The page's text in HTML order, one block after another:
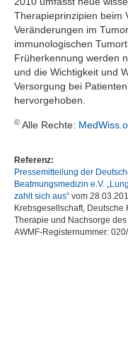
Therapieprinzipien beim
Veränderungen im
immunologischen
Früherkennung werden
und die Wichtigkeit und
Versorgung bei
hervorgehoben.
© Alle Rechte:
Referenz:
Pressemitteilung der
Beatmungsmedizin e.V. „
zahlt sich aus“ vom
Krebsgesellschaft, Deutsche
Therapie und Nachsorge
AWMF-Registernummer: